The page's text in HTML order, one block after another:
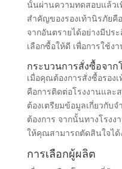
ให้คุณมั่นใจได้ว่ารองเท้า
คุณจากอันตรายต่างๆ ได้
การอ่านและเข้าใจหมาย
เลือกแบบที่ตรงตามความ
รองเท้าที่มีป้ายรับรองมา
นั้นผ่านความทดสอบแล้ว
สำคัญของรองเท้านิรภัยคื
จากอันตรายได้อย่างมีปร
เลือกซื้อให้ดี เพื่อการใช้ง
กระบวนการสั่งซื้อจากโ
เมื่อคุณต้องการสั่งซื้อรอง